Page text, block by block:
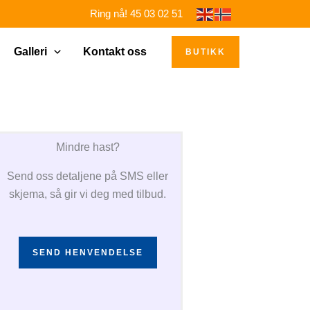
Ring nå! 45 03 02 51
Galleri Kontakt oss BUTIKK
Mindre hast?
Send oss detaljene på SMS eller
skjema, så gir vi deg med tilbud.
SEND HENVENDELSE